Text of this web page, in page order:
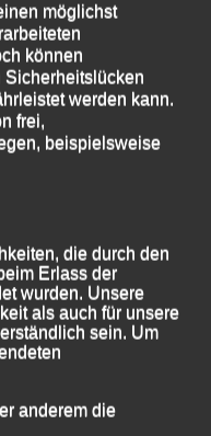
ist,
sich
möglichst
können
Sicherheitslücken
werden kann.
frei,
beispielsweise
die durch den
Erlass der
wurden. Unsere
als auch für unsere
sein. Um
anderem die